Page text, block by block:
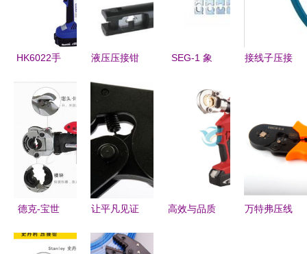
HK6022手
钳 高效压
接的可靠之
选
液压压接钳
以巨力
KYQ-300B
为例分析关
键性能与价
值
SEG-1 象
SEG-1
接线子压接
考信息
德克-宝世
HC-240B与
让平凡见证
世达压接钳
高效与品质
万特弗压线